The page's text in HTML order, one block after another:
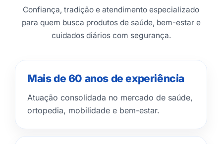
Confiança, tradição e atendimento especializado
para quem busca produtos de saúde, bem-estar e
cuidados diários com segurança.
Mais de 60 anos de experiência
Atuação consolidada no mercado de saúde,
ortopedia, mobilidade e bem-estar.